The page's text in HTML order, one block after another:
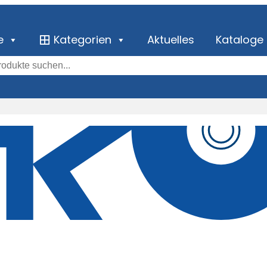
Kategorien Aktuelles Kataloge